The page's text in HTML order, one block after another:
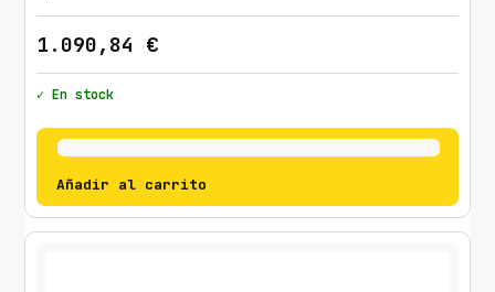
1.090,84 €
✓ En stock
Añadir al carrito